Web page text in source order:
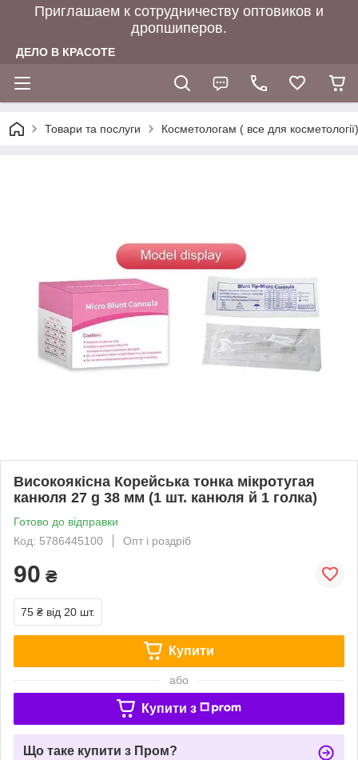
Приглашаем к сотрудничеству оптовиков и
дропшиперов.
ДЕЛО В КРАСОТЕ
Товари та послуги Косметологам ( все для косметології)
Високоякісна Корейська тонка мікротугая
канюля 27 g 38 мм (1 шт. канюля й 1 голка)
Готово до відправки
Код: 5786445100
Опт і роздріб
90 ₴
75 ₴ від 20 шт.
Купити
або
Купити з
Що таке купити з Пром?